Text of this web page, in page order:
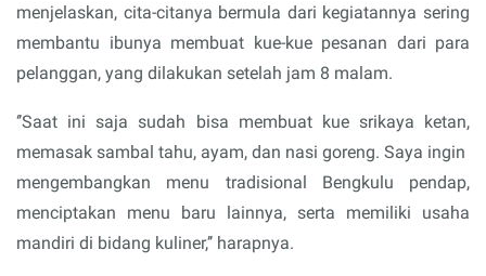
menjelaskan, cita-citanya bermula dari kegiatannya sering
membantu ibunya membuat kue-kue pesanan dari para
pelanggan, yang dilakukan setelah jam 8 malam.
‘’Saat ini saja sudah bisa membuat kue srikaya ketan,
memasak sambal tahu, ayam, dan nasi goreng. Saya ingin
mengembangkan menu tradisional Bengkulu pendap,
menciptakan menu baru lainnya, serta memiliki usaha
mandiri di bidang kuliner,’’ harapnya.